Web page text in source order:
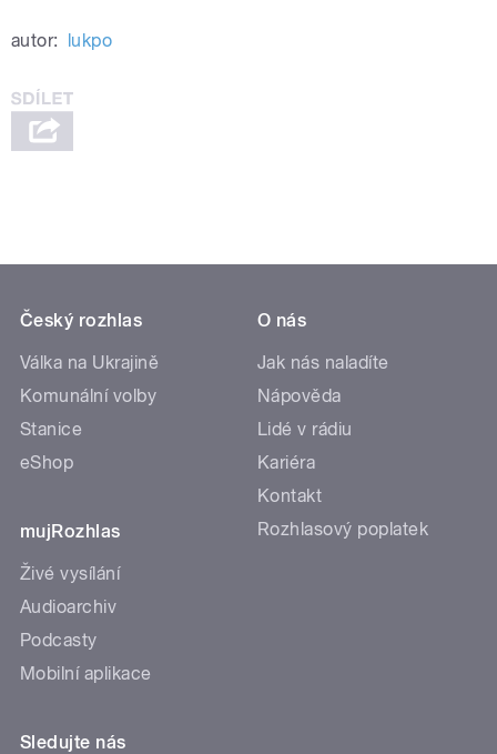
autor: lukpo
Český rozhlas
Válka na Ukrajině
Komunální volby
Stanice
eShop
mujRozhlas
Živé vysílání
Audioarchiv
Podcasty
Mobilní aplikace
O nás
Jak nás naladíte
Nápověda
Lidé v rádiu
Kariéra
Kontakt
Rozhlasový poplatek
Sledujte nás